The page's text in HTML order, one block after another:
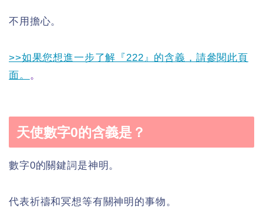
不用擔心。
>>如果您想進一步了解『222』的含義，請參閱此頁
面。 。
天使數字0的含義是？
數字0的關鍵詞是神明。
代表祈禱和冥想等有關神明的事物。